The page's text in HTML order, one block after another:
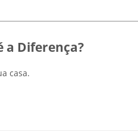
a Diferença?
casa.